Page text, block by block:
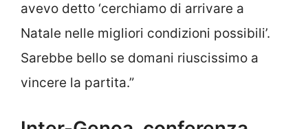
avevo detto ‘cerchiamo di arrivare a
Natale nelle migliori condizioni possibili’.
Sarebbe bello se domani riuscissimo a
vincere la partita.”